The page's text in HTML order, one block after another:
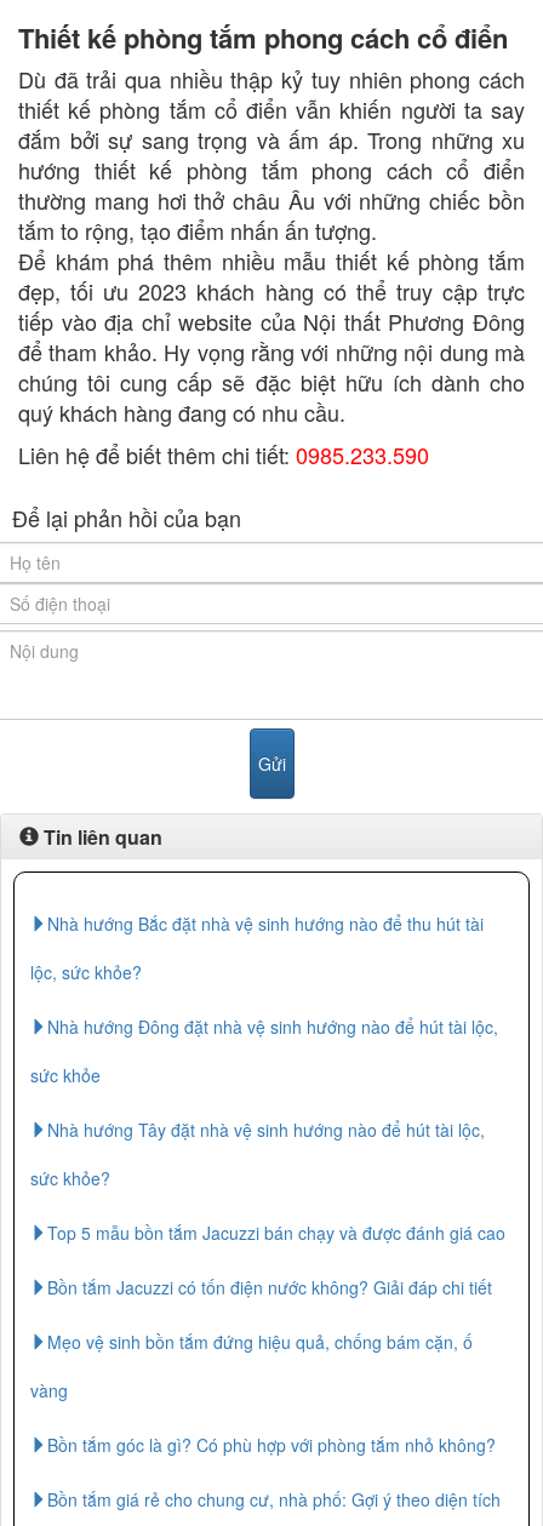
Thiết kế phòng tắm phong cách cổ điển
Dù đã trải qua nhiều thập kỷ tuy nhiên phong cách
thiết kế phòng tắm cổ điển vẫn khiến người ta say
đắm bởi sự sang trọng và ấm áp. Trong những xu
hướng thiết kế phòng tắm phong cách cổ điển
thường mang hơi thở châu Âu với những chiếc bồn
tắm to rộng, tạo điểm nhấn ấn tượng.
Để khám phá thêm nhiều mẫu thiết kế phòng tắm
đẹp, tối ưu 2023 khách hàng có thể truy cập trực
tiếp vào địa chỉ website của Nội thất Phương Đông
để tham khảo. Hy vọng rằng với những nội dung mà
chúng tôi cung cấp sẽ đặc biệt hữu ích dành cho
quý khách hàng đang có nhu cầu.
Liên hệ để biết thêm chi tiết: 0985.233.590
Để lại phản hồi của bạn
Tin liên quan
Nhà hướng Bắc đặt nhà vệ sinh hướng nào để thu hút tài
lộc, sức khỏe?
Nhà hướng Đông đặt nhà vệ sinh hướng nào để hút tài lộc,
sức khỏe
Nhà hướng Tây đặt nhà vệ sinh hướng nào để hút tài lộc,
sức khỏe?
Top 5 mẫu bồn tắm Jacuzzi bán chạy và được đánh giá cao
Bồn tắm Jacuzzi có tốn điện nước không? Giải đáp chi tiết
Mẹo vệ sinh bồn tắm đứng hiệu quả, chống bám cặn, ố
vàng
Bồn tắm góc là gì? Có phù hợp với phòng tắm nhỏ không?
Bồn tắm giá rẻ cho chung cư, nhà phố: Gợi ý theo diện tích